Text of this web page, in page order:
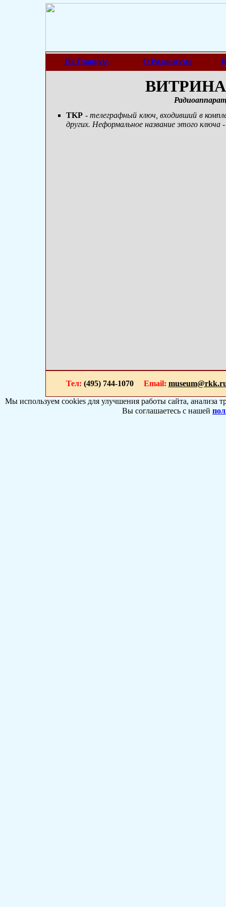
На Главную О Радиомузее
ВИТРИНА
TKP - телеграфный ключ, входивший в
других. Неформальное название этого
Тел: (495) 744-1070 Email:
Мы используем cookies для улучшения работы сайта, анализа
Вы соглашаетесь с нашей